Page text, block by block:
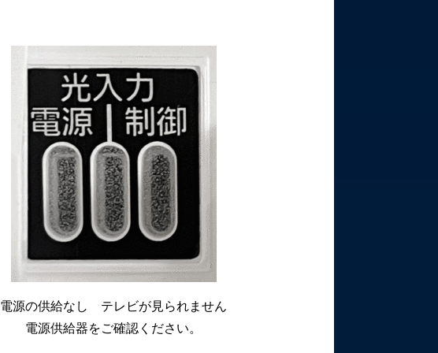
電源の供給なし テレビが見られません
電源供給器をご確認ください。